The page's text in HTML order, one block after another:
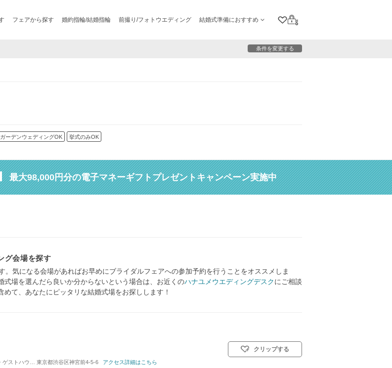
フェアから探す 婚約指輪/結婚指輪 前撮り/フォトウエディング 結婚式準備におすすめ
クリップリスト
ログイン
条件を変更する
ガーデンウェディングOK 挙式のみOK
最大98,000円分の電子マネーギフトプレゼントキャンペーン実施中
グ会場を探す
気になる会場があればお早めにブライダルフェアへの参加予約を行うことをオススメしま
場を選んだら良いか分からないという場合は、お近くのハナユメウエディングデスクにご相談
て、あなたにピッタリな結婚式場をお探しします！
ストハウス 対応人数: 着席：2名 ～ 140名 挙式スタイル: 教会式(キリスト教式)／人前式／仏前式
東京都渋谷区神宮前4-5-6 アクセス詳細はこちら
クリップする